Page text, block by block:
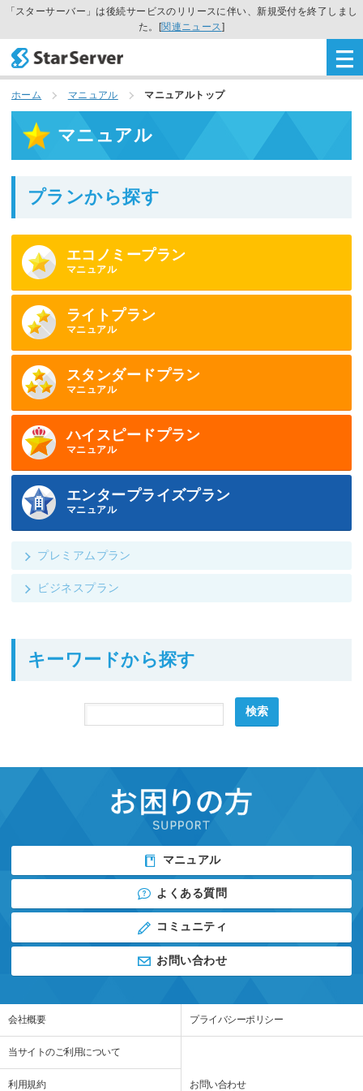
「スターサーバー」は後続サービスのリリースに伴い、新規受付を終了しまし
た。[関連ニュース]
ホーム マニュアル マニュアルトップ
マニュアル
プランから探す
エコノミープラン
マニュアル
ライトプラン
マニュアル
スタンダードプラン
マニュアル
ハイスピードプラン
マニュアル
エンタープライズプラン
マニュアル
プレミアムプラン
ビジネスプラン
キーワードから探す
検索
マニュアル
よくある質問
コミュニティ
お問い合わせ
会社概要 プライバシーポリシー
当サイトのご利用について
利用規約 お問い合わせ